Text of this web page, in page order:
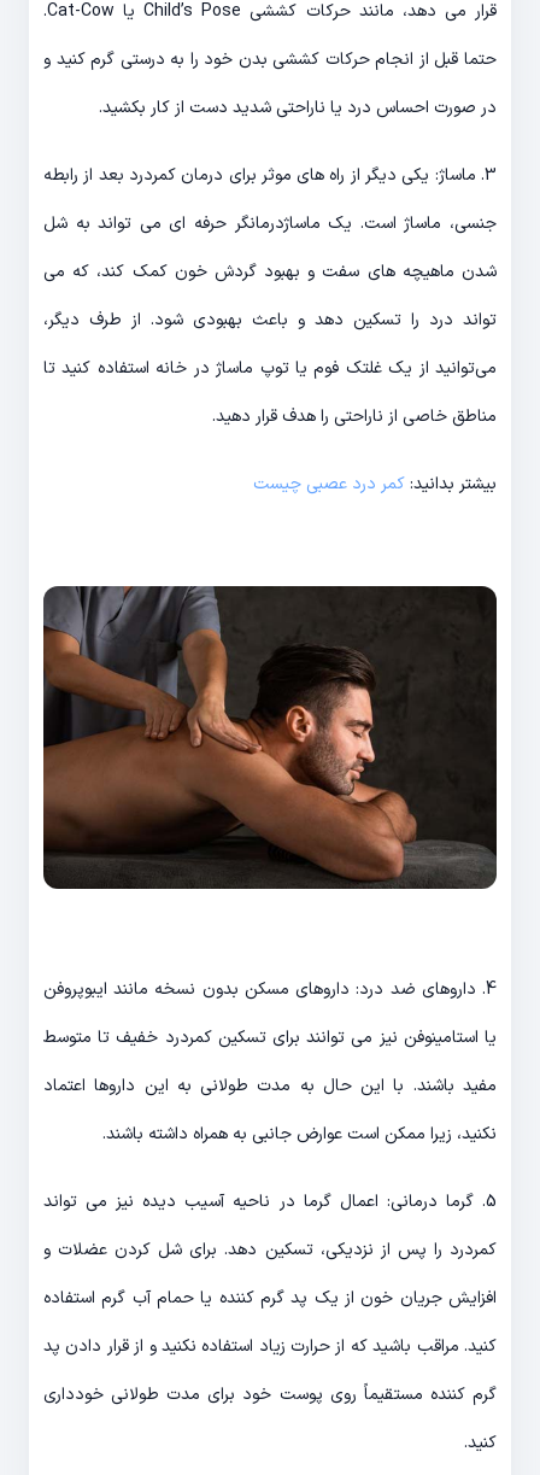
قرار می دهد، مانند حرکات کششی Child’s Pose یا Cat-Cow.
حتما قبل از انجام حرکات کششی بدن خود را به درستی گرم کنید و
در صورت احساس درد یا ناراحتی شدید دست از کار بکشید.
3. ماساژ: یکی دیگر از راه های موثر برای درمان کمردرد بعد از رابطه
جنسی، ماساژ است. یک ماساژدرمانگر حرفه ای می تواند به شل
شدن ماهیچه های سفت و بهبود گردش خون کمک کند، که می
تواند درد را تسکین دهد و باعث بهبودی شود. از طرف دیگر،
می‌توانید از یک غلتک فوم یا توپ ماساژ در خانه استفاده کنید تا
مناطق خاصی از ناراحتی را هدف قرار دهید.
بیشتر بدانید:کمر درد عصبی چیست
4. داروهای ضد درد: داروهای مسکن بدون نسخه مانند ایبوپروفن
یا استامینوفن نیز می توانند برای تسکین کمردرد خفیف تا متوسط
مفید باشند. با این حال به مدت طولانی به این داروها اعتماد
نکنید، زیرا ممکن است عوارض جانبی به همراه داشته باشند.
5. گرما درمانی: اعمال گرما در ناحیه آسیب دیده نیز می تواند
کمردرد را پس از نزدیکی، تسکین دهد. برای شل کردن عضلات و
افزایش جریان خون از یک پد گرم کننده یا حمام آب گرم استفاده
کنید. مراقب باشید که از حرارت زیاد استفاده نکنید و از قرار دادن پد
گرم کننده مستقیماً روی پوست خود برای مدت طولانی خودداری
کنید.